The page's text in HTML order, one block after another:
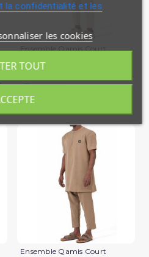
En stock
Ensemble Qamis Court
la confidentialité et les
les cookies
TOUT